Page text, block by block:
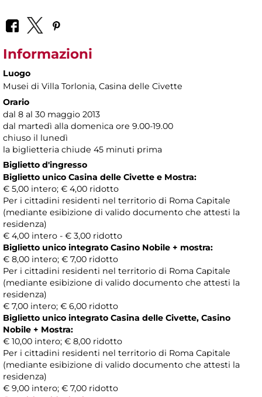
Informazioni
Luogo
Musei di Villa Torlonia, Casina delle Civette
Orario
dal 8 al 30 maggio 2013
dal martedì alla domenica ore 9.00-19.00
chiuso il lunedì
la biglietteria chiude 45 minuti prima
Biglietto d'ingresso
Biglietto unico Casina delle Civette e Mostra:
€ 5,00 intero; € 4,00 ridotto
Per i cittadini residenti nel territorio di Roma Capitale
(mediante esibizione di valido documento che attesti la
residenza)
€ 4,00 intero - € 3,00 ridotto
Biglietto unico integrato Casino Nobile + mostra:
€ 8,00 intero; € 7,00 ridotto
Per i cittadini residenti nel territorio di Roma Capitale
(mediante esibizione di valido documento che attesti la
residenza)
€ 7,00 intero; € 6,00 ridotto
Biglietto unico integrato Casina delle Civette, Casino
Nobile + Mostra:
€ 10,00 intero; € 8,00 ridotto
Per i cittadini residenti nel territorio di Roma Capitale
(mediante esibizione di valido documento che attesti la
residenza)
€ 9,00 intero; € 7,00 ridotto